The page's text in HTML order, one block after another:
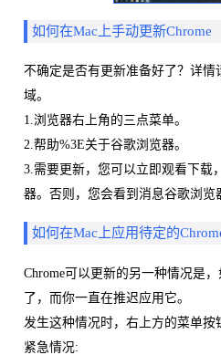
如何在Mac上手动更新Chrome
不确定是否有更新准备好了？详情
域。
1.浏览器右上角的三点菜单。
2.帮助%3E关于谷歌浏览器。
3.需要更新，您可以立即观看下载
器。否则，您会看到消息谷歌浏览
如何在Mac上应用待定的
Chrome可以更新的另一种情况是
了，而你一直在推迟应用它。
发生这种情况时，右上方的菜单
紧急情况: